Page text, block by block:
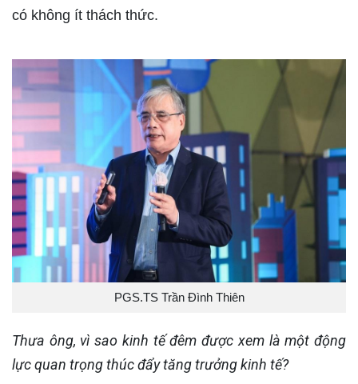
có không ít thách thức.
PGS.TS Trần Đình Thiên
Thưa ông, vì sao kinh tế đêm được xem là một động
lực quan trọng thúc đẩy tăng trưởng kinh tế?